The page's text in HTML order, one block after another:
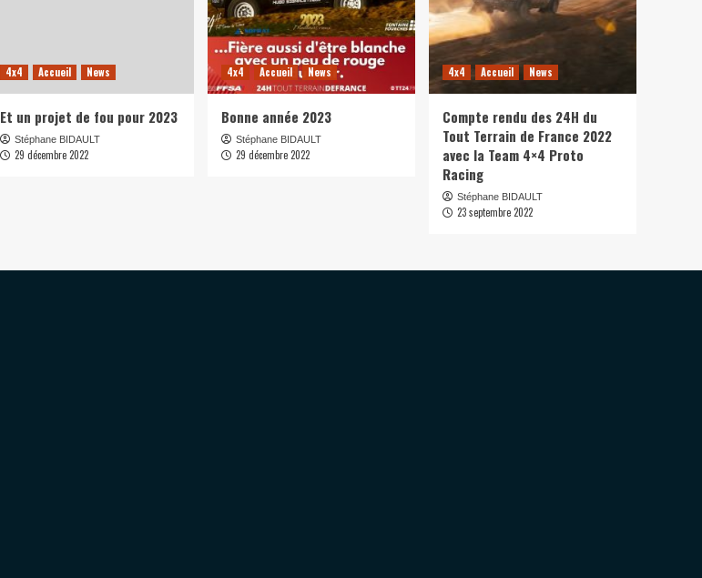
4x4 Accueil News
Et un projet de fou pour 2023
Stéphane BIDAULT
29 décembre 2022
4x4 Accueil News
Bonne année 2023
Stéphane BIDAULT
29 décembre 2022
4x4 Accueil News
Compte rendu des 24H du
Tout Terrain de France 2022
avec la Team 4×4 Proto
Racing
Stéphane BIDAULT
23 septembre 2022